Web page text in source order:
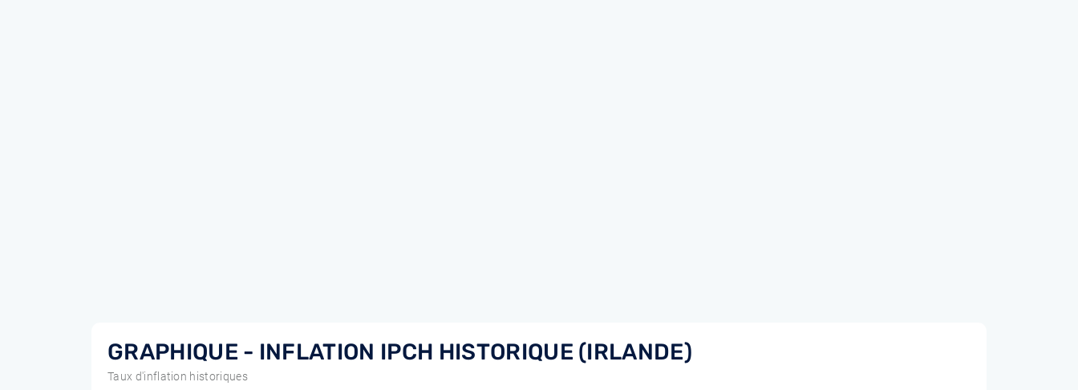
GRAPHIQUE - INFLATION IPCH HISTORIQUE (IRLANDE)
Taux d'inflation historiques